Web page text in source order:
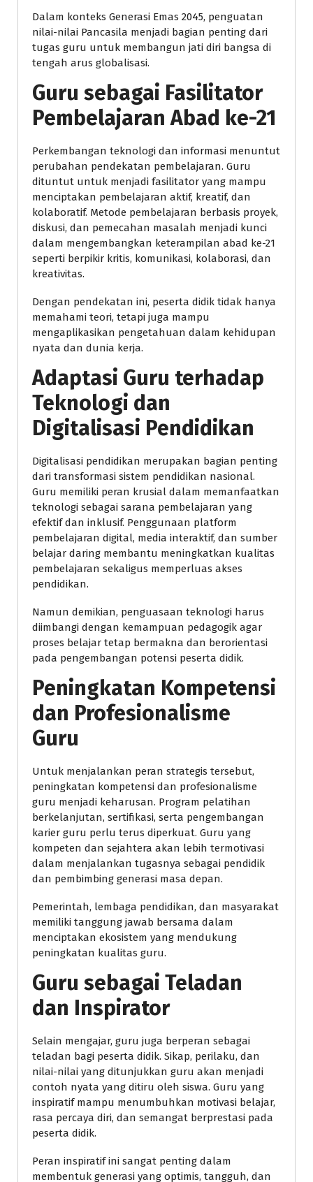
Dalam konteks Generasi Emas 2045, penguatan
nilai-nilai Pancasila menjadi bagian penting dari
tugas guru untuk membangun jati diri bangsa di
tengah arus globalisasi.
Guru sebagai Fasilitator
Pembelajaran Abad ke-21
Perkembangan teknologi dan informasi menuntut
perubahan pendekatan pembelajaran. Guru
dituntut untuk menjadi fasilitator yang mampu
menciptakan pembelajaran aktif, kreatif, dan
kolaboratif. Metode pembelajaran berbasis proyek,
diskusi, dan pemecahan masalah menjadi kunci
dalam mengembangkan keterampilan abad ke-21
seperti berpikir kritis, komunikasi, kolaborasi, dan
kreativitas.
Dengan pendekatan ini, peserta didik tidak hanya
memahami teori, tetapi juga mampu
mengaplikasikan pengetahuan dalam kehidupan
nyata dan dunia kerja.
Adaptasi Guru terhadap
Teknologi dan
Digitalisasi Pendidikan
Digitalisasi pendidikan merupakan bagian penting
dari transformasi sistem pendidikan nasional.
Guru memiliki peran krusial dalam memanfaatkan
teknologi sebagai sarana pembelajaran yang
efektif dan inklusif. Penggunaan platform
pembelajaran digital, media interaktif, dan sumber
belajar daring membantu meningkatkan kualitas
pembelajaran sekaligus memperluas akses
pendidikan.
Namun demikian, penguasaan teknologi harus
diimbangi dengan kemampuan pedagogik agar
proses belajar tetap bermakna dan berorientasi
pada pengembangan potensi peserta didik.
Peningkatan Kompetensi
dan Profesionalisme
Guru
Untuk menjalankan peran strategis tersebut,
peningkatan kompetensi dan profesionalisme
guru menjadi keharusan. Program pelatihan
berkelanjutan, sertifikasi, serta pengembangan
karier guru perlu terus diperkuat. Guru yang
kompeten dan sejahtera akan lebih termotivasi
dalam menjalankan tugasnya sebagai pendidik
dan pembimbing generasi masa depan.
Pemerintah, lembaga pendidikan, dan masyarakat
memiliki tanggung jawab bersama dalam
menciptakan ekosistem yang mendukung
peningkatan kualitas guru.
Guru sebagai Teladan
dan Inspirator
Selain mengajar, guru juga berperan sebagai
teladan bagi peserta didik. Sikap, perilaku, dan
nilai-nilai yang ditunjukkan guru akan menjadi
contoh nyata yang ditiru oleh siswa. Guru yang
inspiratif mampu menumbuhkan motivasi belajar,
rasa percaya diri, dan semangat berprestasi pada
peserta didik.
Peran inspiratif ini sangat penting dalam
membentuk generasi yang optimis, tangguh, dan